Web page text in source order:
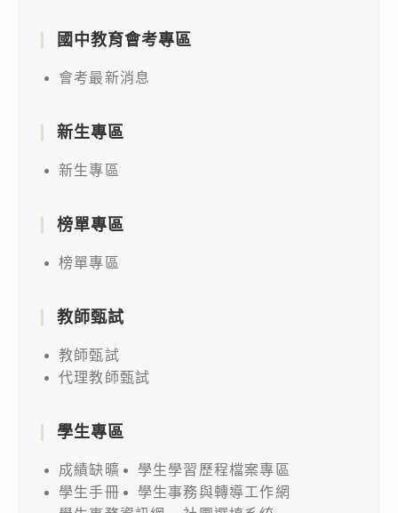
國中教育會考專區
會考最新消息
新生專區
新生專區
榜單專區
榜單專區
教師甄試
教師甄試
代理教師甄試
學生專區
成績缺曠
學生學習歷程檔案專區
學生手冊
學生事務與轉導工作網